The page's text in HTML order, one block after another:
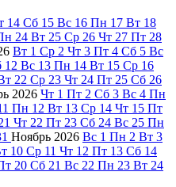
14 Сб 15 Вс 16 Пн 17 Вт 18
24 Вт 25 Ср 26 Чт 27 Пт 28
Вт 1 Ср 2 Чт 3 Пт 4 Сб 5 Вс
12 Вс 13 Пн 14 Вт 15 Ср 16
22 Ср 23 Чт 24 Пт 25 Сб 26
2026 Чт 1 Пт 2 Сб 3 Вс 4 Пн
Пн 12 Вт 13 Ср 14 Чт 15 Пт
Чт 22 Пт 23 Сб 24 Вс 25 Пн
Ноябрь 2026 Вс 1 Пн 2 Вт 3
10 Ср 11 Чт 12 Пт 13 Сб 14
20 Сб 21 Вс 22 Пн 23 Вт 24